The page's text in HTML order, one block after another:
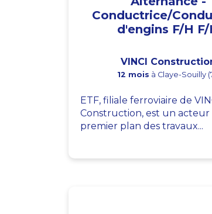
Conductrice/
d'engins F/H F/
VINCI
12 mois à Claye-Souilly
ETF, filiale ferroviaire de
Construction, est un acteur
premier plan des travaux...